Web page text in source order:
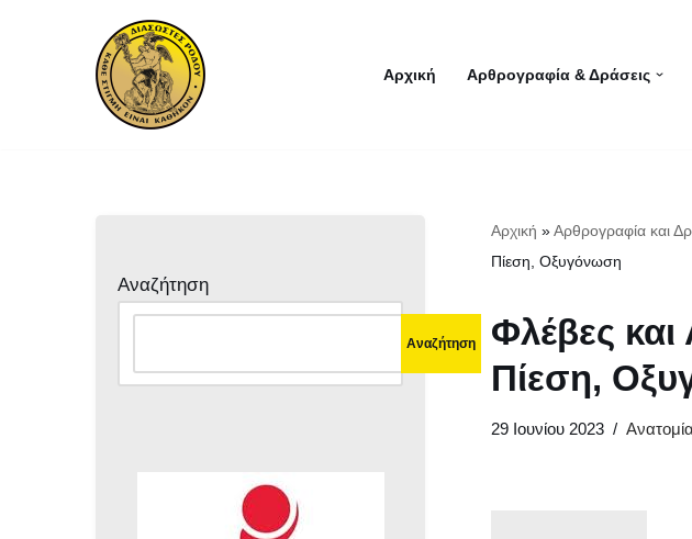
Μεταπηδήστε
περιεχόμενο
Αρχική Αρθρογραφία & Δράσεις
Αναζήτηση
Αναζήτηση
Αρχική »Αρθρογραφία και
Πίεση, Οξυγόνωση
Φλέβες και
Πίεση,
29 Ιουνίου 2023 Ανατομία